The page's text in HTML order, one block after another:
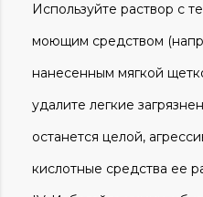
Используйте раствор с
моющим средством
нанесенным мягкой
удалите легкие
останется целой,
кислотные средства ее